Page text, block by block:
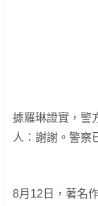
據羅琳證實，警
人：謝謝。警察
8月12日，著名